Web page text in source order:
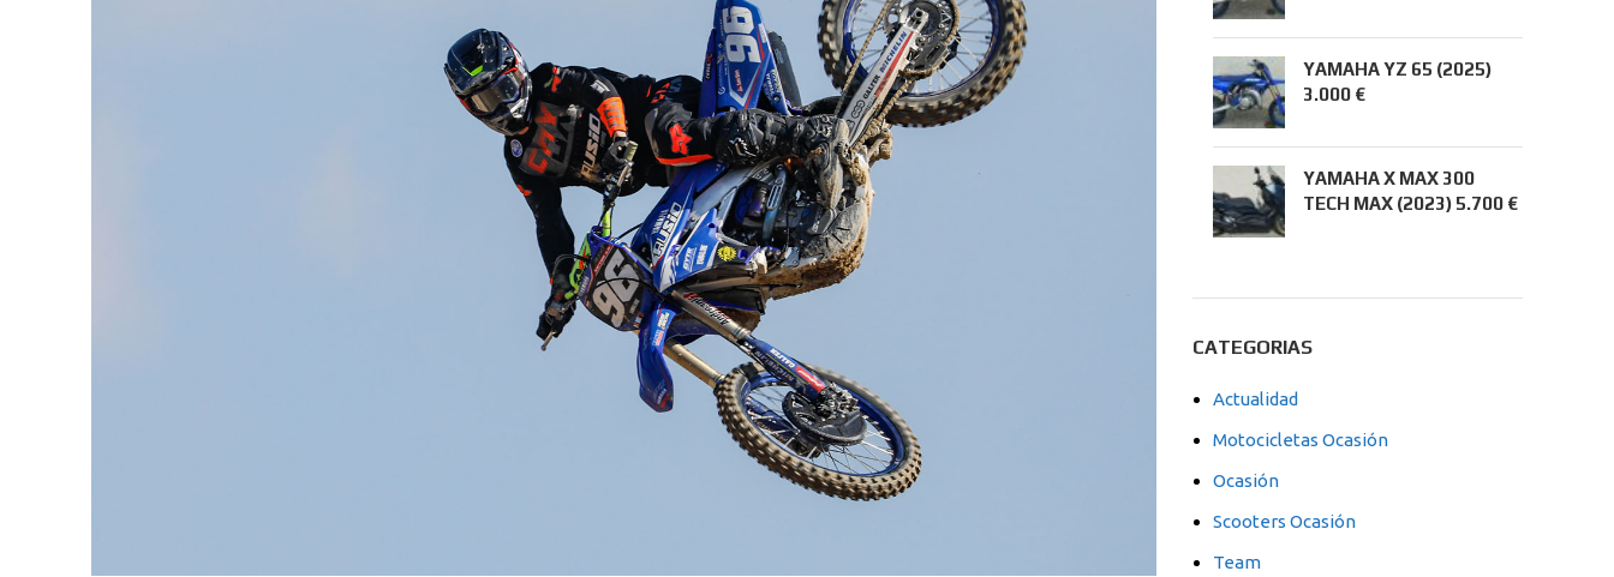
YAMAHA YZ 65 (2025)
3.000 €
YAMAHA X MAX 300
TECH MAX (2023) 5.700 €
CATEGORIAS
Actualidad
Motocicletas Ocasión
Ocasión
Scooters Ocasión
Team